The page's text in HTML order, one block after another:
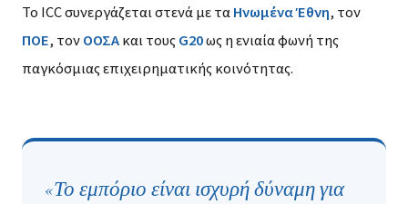
Το ICC συνεργάζεται στενά με ταΗνωμένα Έθνη, τον
ΠΟΕ, τονΟΟΣΑκαι τουςG20ως η ενιαία φωνή της
παγκόσμιας επιχειρηματικής κοινότητας.
«Το εμπόριο είναι ισχυρή δύναμη για